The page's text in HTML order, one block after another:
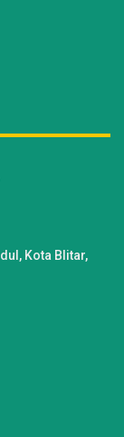
Kota Blitar,